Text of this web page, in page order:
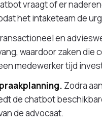
vraagt of er
het intaketeam de
en
waardoor zaken die
medewerker tijd
Zodra
de chatbot
de advocaat.